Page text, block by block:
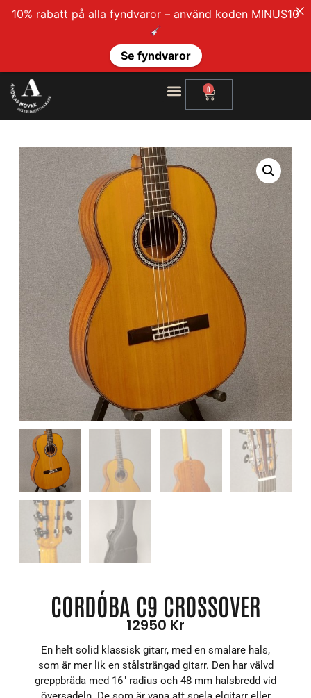
0
CORDÓBA C9 CROSSOVER
12950Kr
En helt solid klassisk gitarr, med en smalare hals,
som är mer lik en stålsträngad gitarr. Den har välvd
greppbräda med 16″ radius och 48 mm halsbredd vid
10% rabatt på alla fyndvaror – använd koden MINUS10
Se fyndvaror